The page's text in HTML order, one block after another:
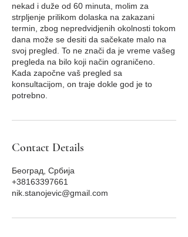
nekad i duže od 60 minuta, molim za
strpljenje prilikom dolaska na zakazani
termin, zbog nepredvidjenih okolnosti tokom
dana može se desiti da sačekate malo na
svoj pregled. To ne znači da je vreme vašeg
pregleda na bilo koji način ograničeno.
Kada započne vaš pregled sa
konsultacijom, on traje dokle god je to
potrebno.
Contact Details
Београд, Србија
+38163397661
nik.stanojevic@gmail.com